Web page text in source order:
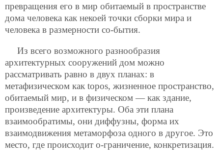
превращения его в мир обитаемый в пространстве
дома человека как некоей точки сборки мира и
человека в размерности со-бытия.
Из всего возможного разнообразия
архитектурных сооружений дом можно
рассматривать равно в двух планах: в
метафизическом как topos, жизненное пространство,
обитаемый мир, и в физическом — как здание,
произведение архитектуры. Оба эти плана
взаимообратимы, они диффузны, форма их
взаимодвижения метаморфоза одного в другое. Это
место, где происходит о-граничение, конкретизация.